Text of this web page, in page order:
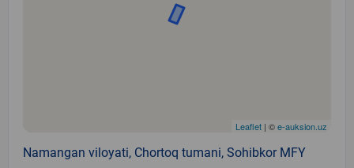
Leaflet | ©e-auksion.uz
Namangan viloyati, Chortoq tumani, Sohibkor MFY